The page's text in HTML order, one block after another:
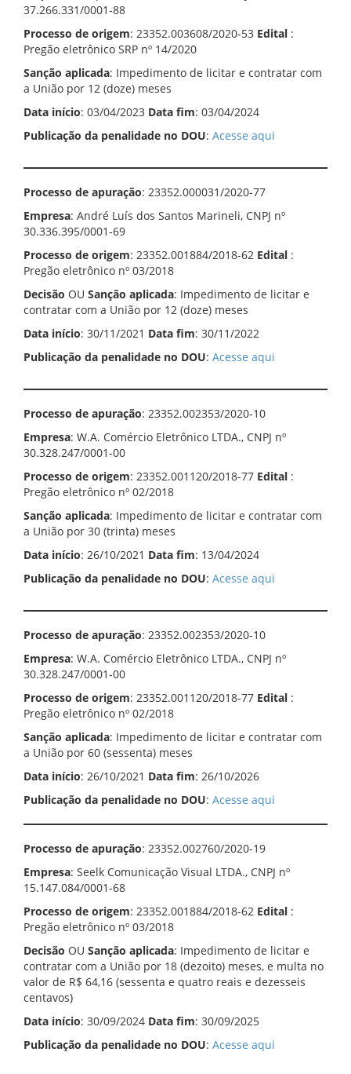
37.266.331/0001-88
Processo de origem: 23352.003608/2020-53 Edital :
Pregão eletrônico SRP nº 14/2020
Sanção aplicada: Impedimento de licitar e contratar com
a União por 12 (doze) meses
Data início: 03/04/2023 Data fim: 03/04/2024
Publicação da penalidade no DOU: Acesse aqui
Processo de apuração: 23352.000031/2020-77
Empresa: André Luís dos Santos Marineli, CNPJ nº
30.336.395/0001-69
Processo de origem: 23352.001884/2018-62 Edital :
Pregão eletrônico nº 03/2018
Decisão OU Sanção aplicada: Impedimento de licitar e
contratar com a União por 12 (doze) meses
Data início: 30/11/2021 Data fim: 30/11/2022
Publicação da penalidade no DOU: Acesse aqui
Processo de apuração: 23352.002353/2020-10
Empresa: W.A. Comércio Eletrônico LTDA., CNPJ nº
30.328.247/0001-00
Processo de origem: 23352.001120/2018-77 Edital :
Pregão eletrônico nº 02/2018
Sanção aplicada: Impedimento de licitar e contratar com
a União por 30 (trinta) meses
Data início: 26/10/2021 Data fim: 13/04/2024
Publicação da penalidade no DOU: Acesse aqui
Processo de apuração: 23352.002353/2020-10
Empresa: W.A. Comércio Eletrônico LTDA., CNPJ nº
30.328.247/0001-00
Processo de origem: 23352.001120/2018-77 Edital :
Pregão eletrônico nº 02/2018
Sanção aplicada: Impedimento de licitar e contratar com
a União por 60 (sessenta) meses
Data início: 26/10/2021 Data fim: 26/10/2026
Publicação da penalidade no DOU: Acesse aqui
Processo de apuração: 23352.002760/2020-19
Empresa: Seelk Comunicação Visual LTDA., CNPJ nº
15.147.084/0001-68
Processo de origem: 23352.001884/2018-62 Edital :
Pregão eletrônico nº 03/2018
Decisão OU Sanção aplicada: Impedimento de licitar e
contratar com a União por 18 (dezoito) meses, e multa no
valor de R$ 64,16 (sessenta e quatro reais e dezesseis
centavos)
Data início: 30/09/2024 Data fim: 30/09/2025
Publicação da penalidade no DOU: Acesse aqui